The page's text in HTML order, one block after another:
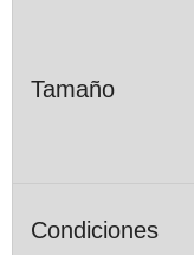
Tamaño
Condiciones